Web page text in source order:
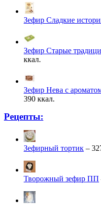
Зефир Сладкие
Зефир Старые
ккал.
Зефир Нева с
390 ккал.
Рецепты:
Зефирный тортик –
Творожный зефир ПП